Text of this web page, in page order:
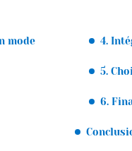
mode
4.
5.
6.